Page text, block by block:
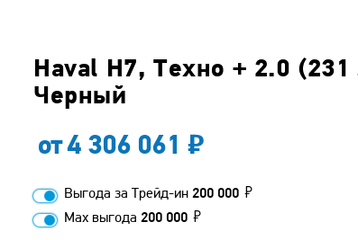
Haval H7, Техно + 2.0 (231
Черный
от4 306 061
Выгода за Трейд-ин 200 000
Max выгода 200 000